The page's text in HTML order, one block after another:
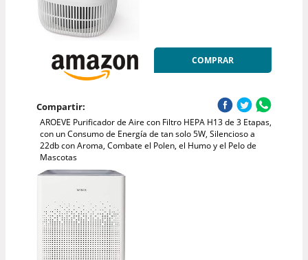
COMPRAR
Compartir:
AROEVE Purificador de Aire con Filtro HEPA H13 de 3 Etapas,
con un Consumo de Energía de tan solo 5W, Silencioso a
22db con Aroma, Combate el Polen, el Humo y el Pelo de
Mascotas